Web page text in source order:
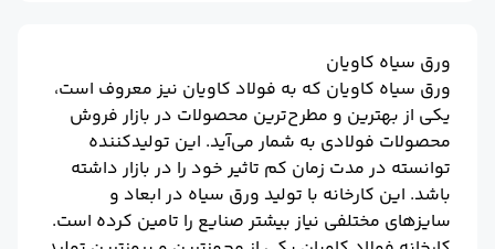
ورق سیاه کاویان
ورق سیاه کاویان که به فولاد کاویان نیز معروف است،
یکی از بهترین و مطرح‌ترین محصولات در بازار فروش
محصولات فولادی به شمار می‌آید. این تولیدکننده
توانسته در مدت زمان کم تاثیر خود را در بازار داشته
باشد. این کارخانه با تولید ورق سیاه در ابعاد و
سایزهای مختلفی نیاز بیشتر صنایع را تامین کرده است.